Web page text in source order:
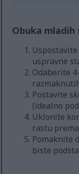
Obuka
uspravne
Odaberite
Postavite
(idealno
Uklonite
rastu
Pomaknite
biste